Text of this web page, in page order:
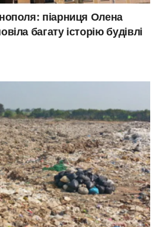
піарниця Олена
багату історію будівлі